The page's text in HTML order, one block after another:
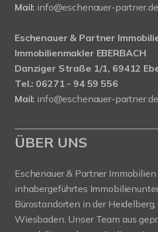
Mail: info@eschenauer-partner.de
Eschenauer & Partner
Immobilienmakler EBERBACH
Danziger Straße 1/1, 69412
Tel.: 06271 - 94 59 556
Mail: info@eschenauer-partner.de
ÜBER UNS
Eschenauer & Partner
inhabergeführtes
Bürostandorten in der
Wiesbaden. Unser Team aus